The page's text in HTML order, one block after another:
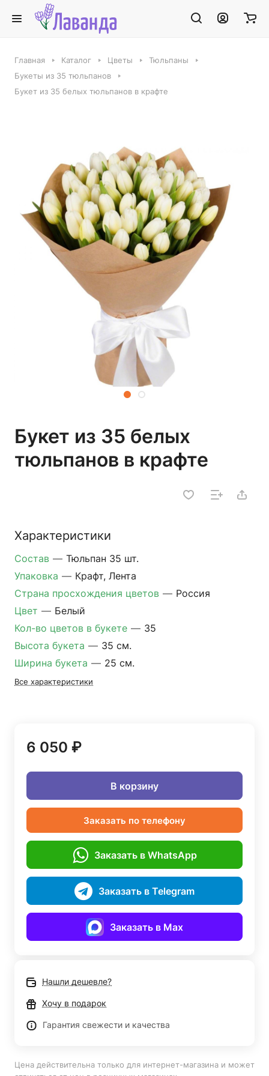
Главная Каталог Цветы
Тюльпаны
Букеты из 35 тюльпанов
Букет из 35 белых тюльпанов в крафте
Букет из 35 белых
тюльпанов в крафте
Характеристики
Состав — Тюльпан 35 шт.
Упаковка — Крафт, Лента
Страна просхождения цветов — Россия
Цвет — Белый
Кол-во цветов в букете — 35
Высота букета — 35 см.
Ширина букета — 25 см.
Все характеристики
6 050 ₽
В корзину
Заказать по телефону
Заказать в WhatsApp
Заказать в Telegram
Заказать в Max
Нашли дешевле?
Хочу в подарок
Гарантия свежести и качества
Цена действительна только для интернет-магазина и может